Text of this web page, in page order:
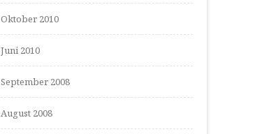
Oktober 2010
Juni 2010
September 2008
August 2008